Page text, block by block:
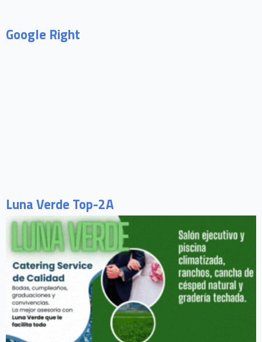
Google Right
Luna Verde Top-2A